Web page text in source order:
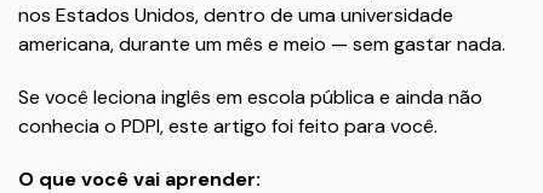
nos Estados Unidos, dentro de uma universidade
americana, durante um mês e meio — sem gastar nada.
Se você leciona inglês em escola pública e ainda não
conhecia o PDPI, este artigo foi feito para você.
O que você vai aprender: